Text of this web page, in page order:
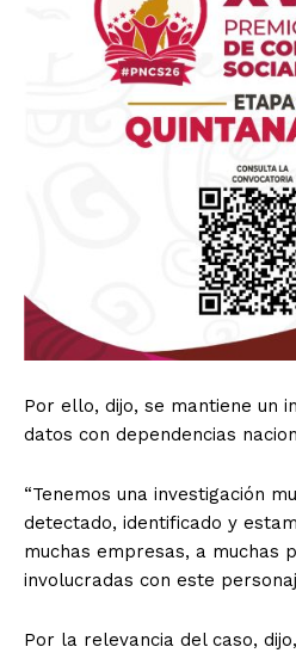
Por ello, dijo, se mantiene un
datos con dependencias
“Tenemos una investigación
detectado, identificado y
muchas empresas, a muchas
involucradas con este
Por la relevancia del caso,